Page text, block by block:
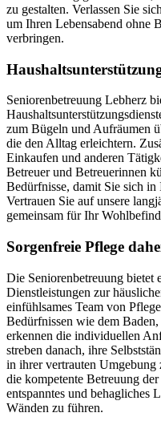
zu gestalten. Verlassen Sie
um Ihren Lebensabend ohne
verbringen.
Seniorenbetreuung Lebherz
zum Bügeln und Aufräumen
die den Alltag erleichtern.
Einkaufen und anderen
Betreuer und Betreuerinnen
Bedürfnisse, damit Sie sich
Vertrauen Sie auf unsere
gemeinsam für Ihr
Sorgenfreie Pflege
Die Seniorenbetreuung bietet
Dienstleistungen zur
einfühlsames Team von
Bedürfnissen wie dem
erkennen die individuellen
streben danach, ihre
in ihrer vertrauten Umgebung
die kompetente Betreuung
entspanntes und behagliches
Wänden zu führen.